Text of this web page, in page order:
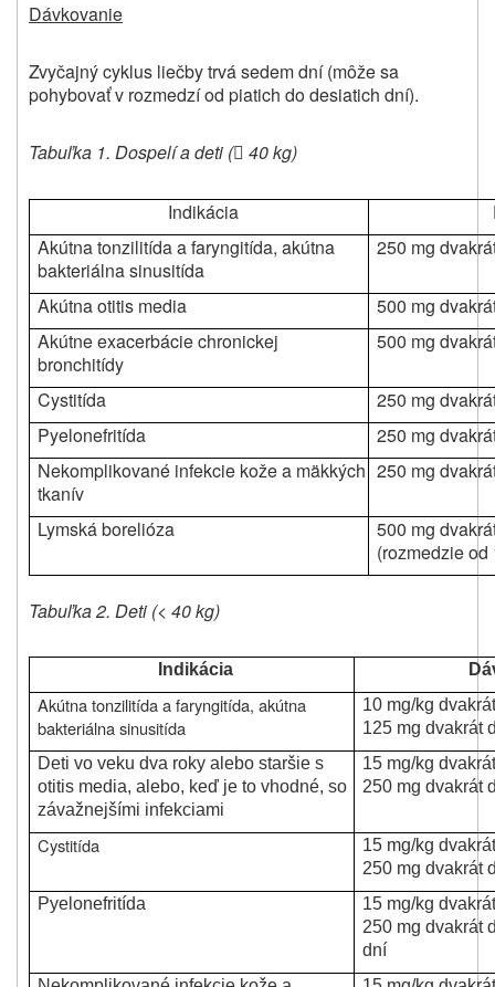
Dávkovanie
Zvyčajný cyklus liečby trvá sedem dní (môže sa
pohybovať v rozmedzí od piatich do desiatich dní).
Tabuľka 1. Dospelí a deti ( 40 kg)
Indikácia
Akútna tonzilitída a faryngitída, akútna
bakteriálna sinusitída
250 mg
Akútna otitis media
500 mg
Akútne exacerbácie chronickej
bronchitídy
500 mg
Cystitída
250 mg
Pyelonefritída
250 mg
Nekomplikované infekcie kože a mäkkých
tkanív
250 mg
Lymská borelióza
500 mg
(rozmedzie
Tabuľka 2. Deti (< 40 kg)
Indikácia
Akútna tonzilitída a faryngitída, akútna
bakteriálna sinusitída
10 mg/kg
125 mg dvakrát
Deti vo veku dva roky alebo staršie s
otitis media, alebo, keď je to vhodné, so
závažnejšími infekciami
15 mg/kg
250 mg dvakrát
Cystitída
15 mg/kg
250 mg dvakrát
Pyelonefritída
15 mg/kg
250 mg dvakrát
dní